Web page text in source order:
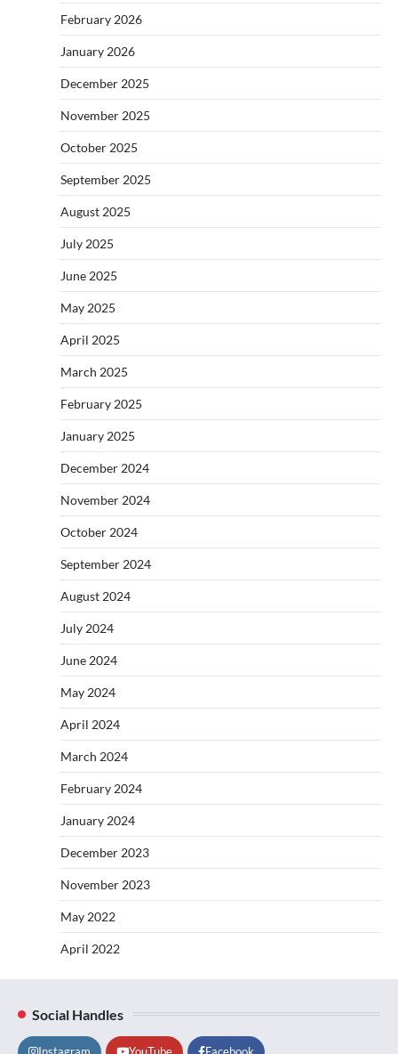
February 2026
January 2026
December 2025
November 2025
October 2025
September 2025
August 2025
July 2025
June 2025
May 2025
April 2025
March 2025
February 2025
January 2025
December 2024
November 2024
October 2024
September 2024
August 2024
July 2024
June 2024
May 2024
April 2024
March 2024
February 2024
January 2024
December 2023
November 2023
May 2022
April 2022
Social Handles